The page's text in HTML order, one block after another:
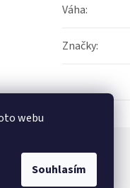
webu
Souhlasím
Váha:
Značky: